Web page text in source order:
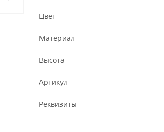
Цвет
Материал
Высота
Артикул
Реквизиты